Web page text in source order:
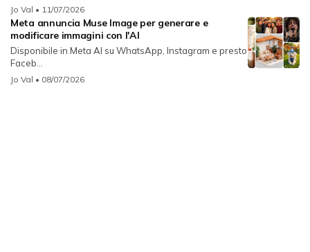
Jo Val • 11/07/2026
Meta annuncia Muse Image per generare e
modificare immagini con l'AI
Disponibile in Meta AI su WhatsApp, Instagram e presto
Faceb...
Jo Val • 08/07/2026